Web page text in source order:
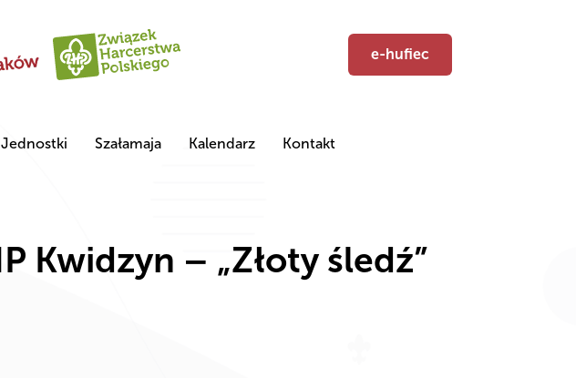
e-hufiec
Jednostki Szałamaja Kalendarz Kontakt
Kwidzyn – „Złoty śledź”